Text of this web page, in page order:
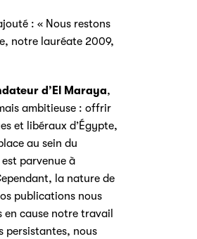
: « Nous restons
notre lauréate 2009,
d’El Maraya,
ambitieuse : offrir
et libéraux d’Égypte,
au sein du
parvenue à
la nature de
publications nous
cause notre travail
persistantes, nous